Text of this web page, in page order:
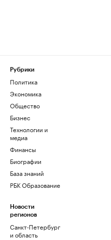
Рубрики
Политика
Экономика
Общество
Бизнес
Технологии и
медиа
Финансы
Биографии
База знаний
РБК Образование
Новости
регионов
Санкт-Петербург
и область